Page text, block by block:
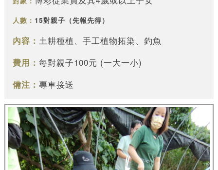
人數： 15對親子（先報先得）
內容： 土耕種植、手工植物拓染、釣魚
費用： 每對親子100元 (一大一小)
備注： 專車接送